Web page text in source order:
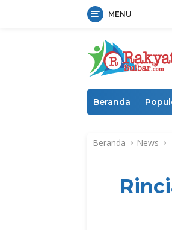
MENU
Beranda
Beranda News